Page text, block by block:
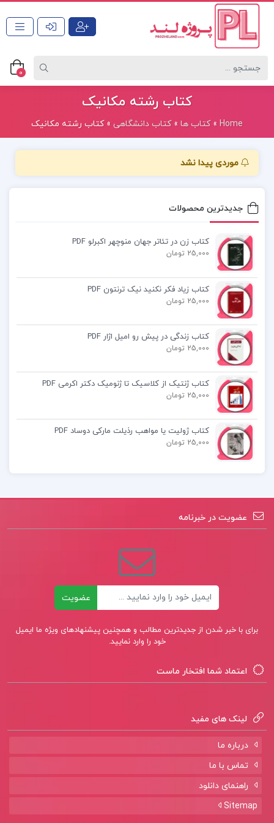
0
کتاب رشته مکانیک
Home
»کتاب ها »کتاب دانشگاهی »کتاب رشته مکانیک
موردی پیدا نشد
جدیدترین محصولات
کتاب زن در تئاتر جهان منوچهر اکبرلو PDF
25,000 تومان
کتاب زیاد فکر نکنید نیک ترنتون PDF
25,000 تومان
کتاب زندگی در پیش رو امیل اژار PDF
25,000 تومان
کتاب ژنتیک از کلاسیک تا ژنومیک دکتر اکرمی PDF
25,000 تومان
کتاب ژولیت یا مواهب رذیلت مارکی دوساد PDF
25,000 تومان
عضویت در خبرنامه
عضویت
برای با خبر شدن از جدیدترین مطالب و همچنین پیشنهادهای ویژه ما ایمیل
خود را وارد نمایید.
اعتماد شما افتخار ماست
لینک های مفید
درباره ما
تماس با ما
راهنمای دانلود
Sitemap